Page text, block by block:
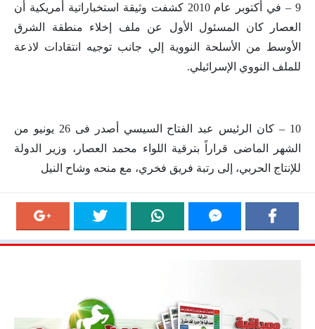
9 – في أكتوبر عام 2010 كشفت وثيقة استخباراتية أمريكية أن
العصار كان المسئول الأول عن ملف إخلاء منطقة الشرق
الأوسط من الأسلحة النووية إلي جانب توجيه انتقادات لاذعة
للملف النووي الإسرائيلي.
10 – كان الرئيس عبد الفتاح السيسي أصدر فى 26 يونيو من
الشهر الماضى قراراً بترقية اللواء محمد العصار، وزير الدولة
للإنتاج الحربي، إلى رتبة فريق فخري، مع منحه وشاح النيل